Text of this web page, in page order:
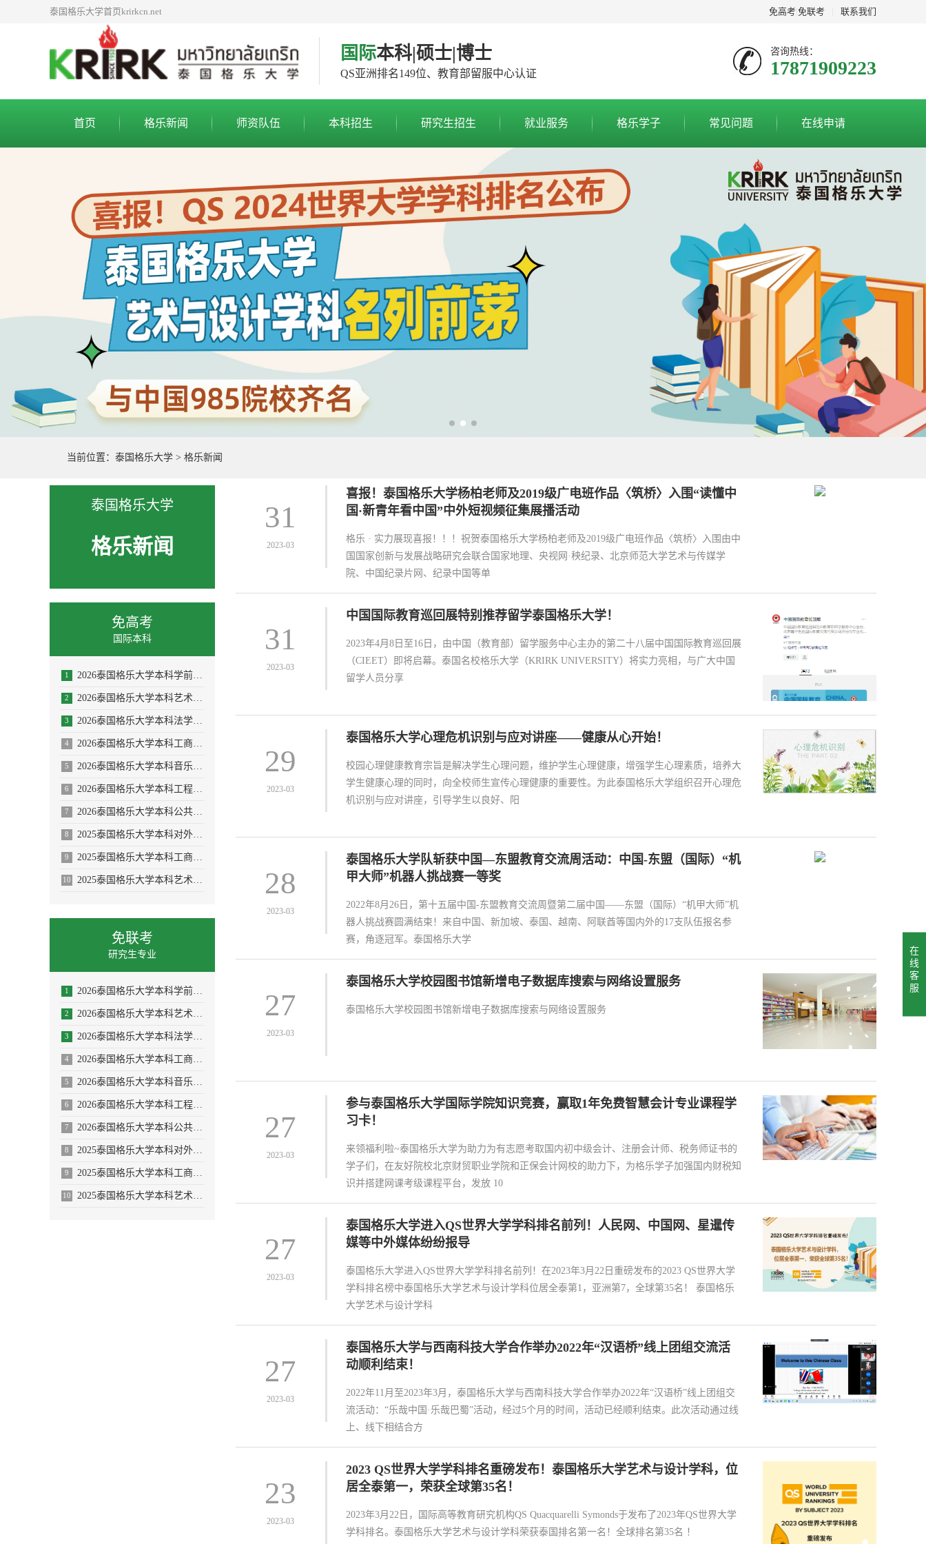
免高考 免联考 联系我们
泰国格乐大学首页krirkcn.net
国际本科|硕士|博士
QS亚洲排名149位、教育部留服中心认证
咨询热线：
17871909223
首页 格乐新闻 师资队伍 本科招生 研究生招生 就业服务 格乐学子 常见问题 在线申请
当前位置： 泰国格乐大学 > 格乐新闻
泰国格乐大学
格乐新闻
免高考
国际本科
1 2026泰国格乐大学本科学前教育/体育教育专业招生简章
2 2026泰国格乐大学本科艺术与设计专业招生简章
3 2026泰国格乐大学本科法学专业招生简章
4 2026泰国格乐大学本科工商管理专业招生简章
5 2026泰国格乐大学本科音乐学/舞蹈学/表演艺术学/音乐与舞蹈学招生简章
6 2026泰国格乐大学本科工程管理/AI人工智能专业
7 2026泰国格乐大学本科公共卫生专业(大健康促进医疗与大数据)
8 2025泰国格乐大学本科对外汉语教学(国际中文教育)专业招生简章
9 2025泰国格乐大学本科工商管理专业—人力资源管理方向招生简章
10 2025泰国格乐大学本科艺术与设计专业招生简章
免联考
研究生专业
1 2026泰国格乐大学本科学前教育/体育教育专业招生简章
2 2026泰国格乐大学本科艺术与设计专业招生简章
3 2026泰国格乐大学本科法学专业招生简章
4 2026泰国格乐大学本科工商管理专业招生简章
5 2026泰国格乐大学本科音乐学/舞蹈学/表演艺术学/音乐与舞蹈学招生简章
6 2026泰国格乐大学本科工程管理/AI人工智能专业
7 2026泰国格乐大学本科公共卫生专业(大健康促进医疗与大数据)
8 2025泰国格乐大学本科对外汉语教学(国际中文教育)专业招生简章
9 2025泰国格乐大学本科工商管理专业—人力资源管理方向招生简章
10 2025泰国格乐大学本科艺术与设计专业招生简章
31
2023-03
喜报！泰国格乐大学杨柏老师及2019级广电班作品〈筑桥〉入围“读懂中
国·新青年看中国”中外短视频征集展播活动
格乐 · 实力展现喜报！！！祝贺泰国格乐大学杨柏老师及2019级广电班作品〈筑桥〉入围由中
国国家创新与发展战略研究会联合国家地理、央视网·秧纪录、北京师范大学艺术与传媒学
院、中国纪录片网、纪录中国等单
31
2023-03
中国国际教育巡回展特别推荐留学泰国格乐大学！
2023年4月8日至16日，由中国（教育部）留学服务中心主办的第二十八届中国国际教育巡回展
（CIEET）即将启幕。泰国名校格乐大学（KRIRK UNIVERSITY）将实力亮相，与广大中国
留学人员分享
29
2023-03
泰国格乐大学心理危机识别与应对讲座——健康从心开始！
校园心理健康教育宗旨是解决学生心理问题，维护学生心理健康，增强学生心理素质，培养大
学生健康心理的同时，向全校师生宣传心理健康的重要性。为此泰国格乐大学组织召开心理危
机识别与应对讲座，引导学生以良好、阳
28
2023-03
泰国格乐大学队斩获中国—东盟教育交流周活动：中国-东盟（国际）“机
甲大师”机器人挑战赛一等奖
2022年8月26日，第十五届中国-东盟教育交流周暨第二届中国——东盟（国际）“机甲大师”机
器人挑战赛圆满结束！来自中国、新加坡、泰国、越南、阿联酋等国内外的17支队伍报名参
赛，角逐冠军。泰国格乐大学
27
2023-03
泰国格乐大学校园图书馆新增电子数据库搜索与网络设置服务
泰国格乐大学校园图书馆新增电子数据库搜索与网络设置服务
27
2023-03
参与泰国格乐大学国际学院知识竞赛，赢取1年免费智慧会计专业课程学
习卡！
来领福利啦~泰国格乐大学为助力为有志愿考取国内初中级会计、注册会计师、税务师证书的
学子们，在友好院校北京财贸职业学院和正保会计网校的助力下，为格乐学子加强国内财税知
识并搭建网课考级课程平台，发放 10
27
2023-03
泰国格乐大学进入QS世界大学学科排名前列！人民网、中国网、星暹传
媒等中外媒体纷纷报导
泰国格乐大学进入QS世界大学学科排名前列！在2023年3月22日重磅发布的2023 QS世界大学
学科排名榜中泰国格乐大学艺术与设计学科位居全泰第1，亚洲第7，全球第35名！ 泰国格乐
大学艺术与设计学科
27
2023-03
泰国格乐大学与西南科技大学合作举办2022年“汉语桥”线上团组交流活
动顺利结束！
2022年11月至2023年3月，泰国格乐大学与西南科技大学合作举办2022年“汉语桥”线上团组交
流活动：“乐哉中国·乐哉巴蜀”活动，经过5个月的时间，活动已经顺利结束。此次活动通过线
上、线下相结合方
23
2023-03
2023 QS世界大学学科排名重磅发布！泰国格乐大学艺术与设计学科，位
居全泰第一，荣获全球第35名！
2023年3月22日，国际高等教育研究机构QS Quacquarelli Symonds于发布了2023年QS世界大学
学科排名。泰国格乐大学艺术与设计学科荣获泰国排名第一名！全球排名第35名 ！​
在
线
客
服